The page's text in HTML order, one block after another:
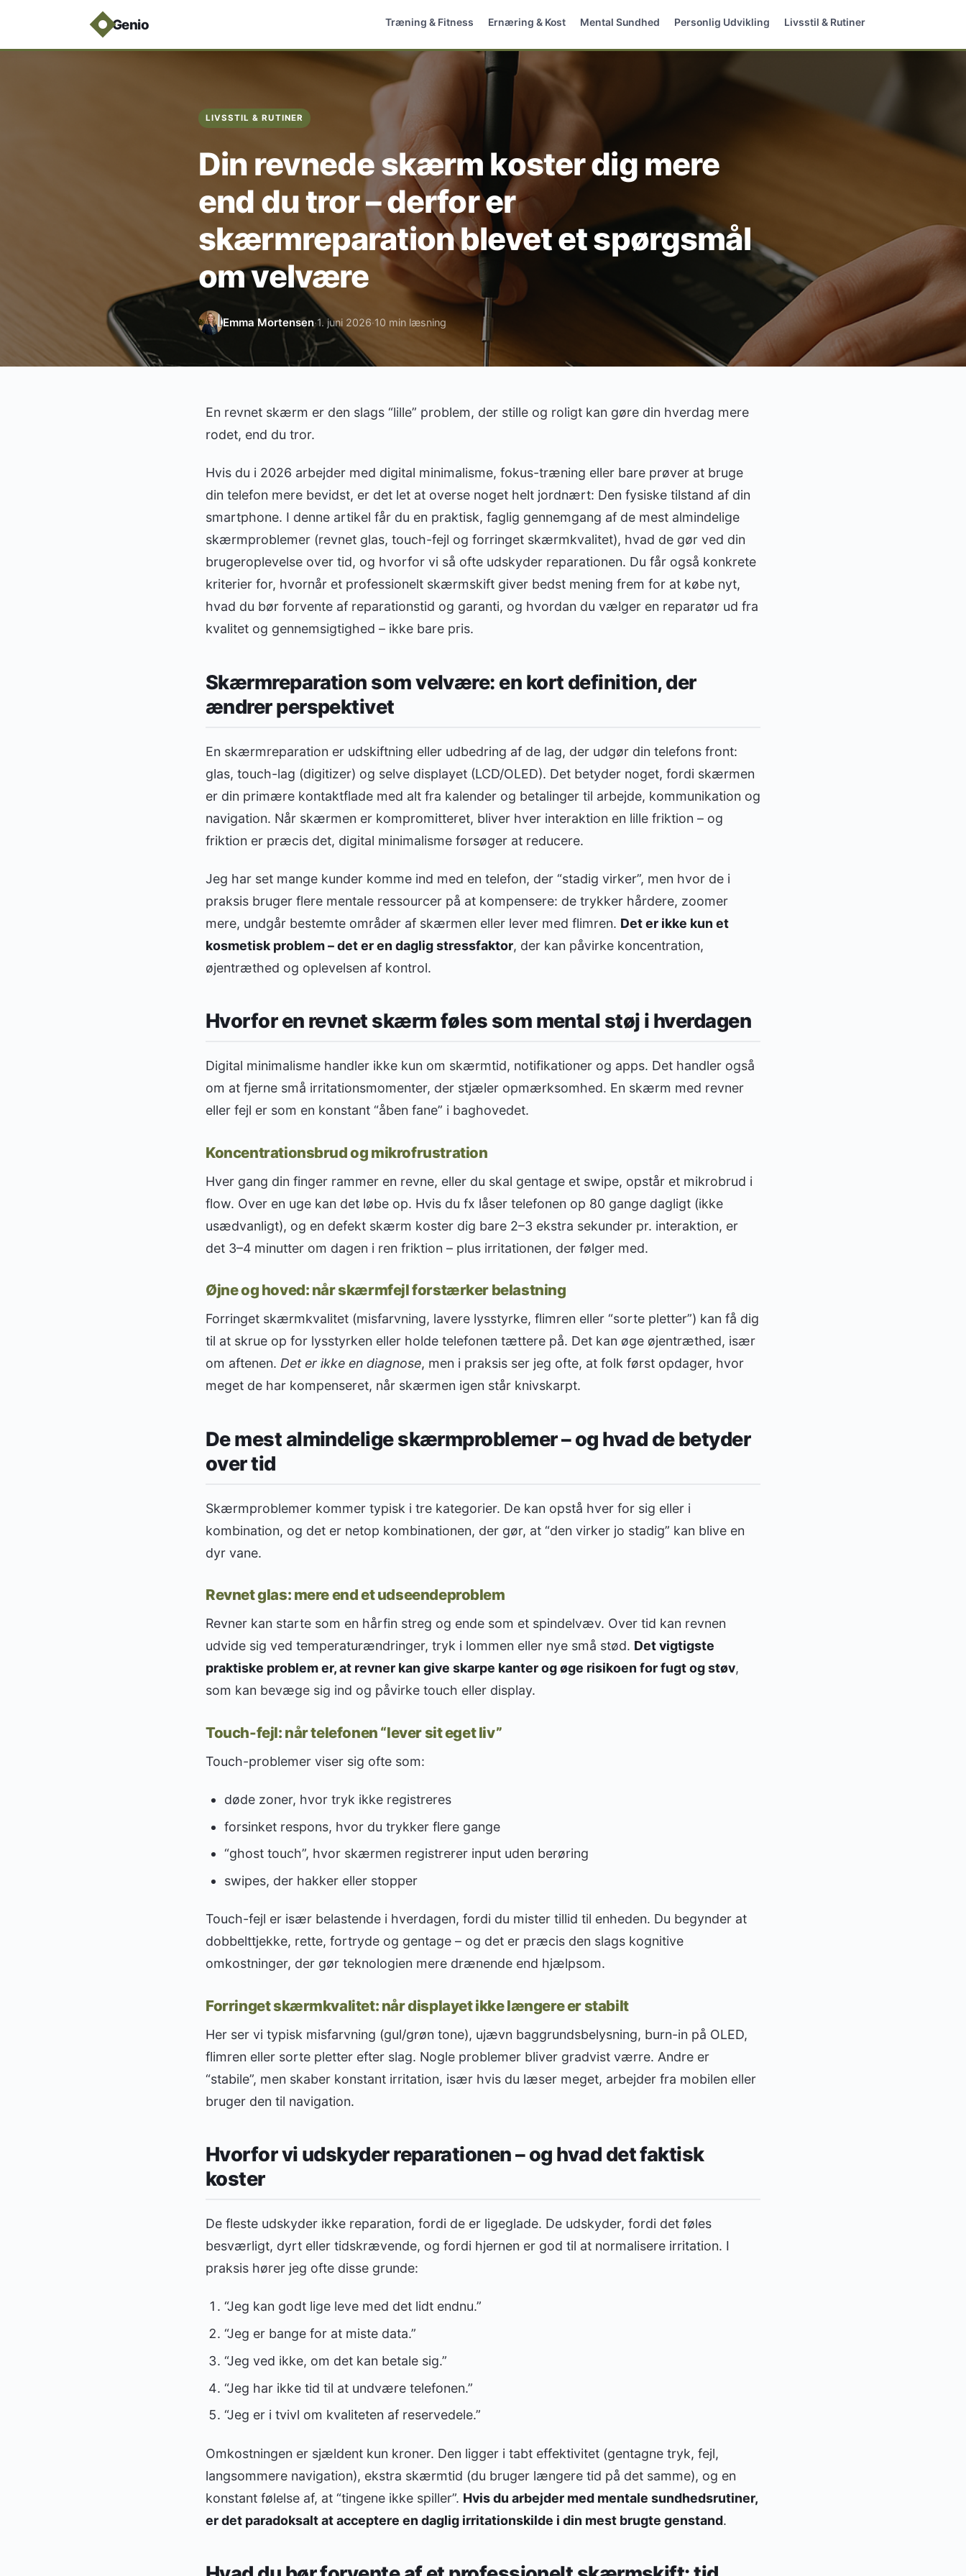
Genio Træning & Fitness Ernæring & Kost Mental Sundhed Personlig Udvikling Livsstil & Rutiner
LIVSSTIL & RUTINER
Din revnede skærm koster dig mere
end du tror – derfor er
skærmreparation blevet et spørgsmål
om velvære
Emma Mortensen·1. juni 2026·10 min læsning
En revnet skærm er den slags “lille” problem, der stille og roligt kan gøre din hverdag mere
rodet, end du tror.
Hvis du i 2026 arbejder med digital minimalisme, fokus-træning eller bare prøver at bruge
din telefon mere bevidst, er det let at overse noget helt jordnært: Den fysiske tilstand af din
smartphone. I denne artikel får du en praktisk, faglig gennemgang af de mest almindelige
skærmproblemer (revnet glas, touch-fejl og forringet skærmkvalitet), hvad de gør ved din
brugeroplevelse over tid, og hvorfor vi så ofte udskyder reparationen. Du får også konkrete
kriterier for, hvornår et professionelt skærmskift giver bedst mening frem for at købe nyt,
hvad du bør forvente af reparationstid og garanti, og hvordan du vælger en reparatør ud fra
kvalitet og gennemsigtighed – ikke bare pris.
Skærmreparation som velvære: en kort definition, der
ændrer perspektivet
En skærmreparation er udskiftning eller udbedring af de lag, der udgør din telefons front:
glas, touch-lag (digitizer) og selve displayet (LCD/OLED). Det betyder noget, fordi skærmen
er din primære kontaktflade med alt fra kalender og betalinger til arbejde, kommunikation og
navigation. Når skærmen er kompromitteret, bliver hver interaktion en lille friktion – og
friktion er præcis det, digital minimalisme forsøger at reducere.
Jeg har set mange kunder komme ind med en telefon, der “stadig virker”, men hvor de i
praksis bruger flere mentale ressourcer på at kompensere: de trykker hårdere, zoomer
mere, undgår bestemte områder af skærmen eller lever med flimren. Det er ikke kun et
kosmetisk problem – det er en daglig stressfaktor, der kan påvirke koncentration,
øjentræthed og oplevelsen af kontrol.
Hvorfor en revnet skærm føles som mental støj i hverdagen
Digital minimalisme handler ikke kun om skærmtid, notifikationer og apps. Det handler også
om at fjerne små irritationsmomenter, der stjæler opmærksomhed. En skærm med revner
eller fejl er som en konstant “åben fane” i baghovedet.
Koncentrationsbrud og mikrofrustration
Hver gang din finger rammer en revne, eller du skal gentage et swipe, opstår et mikrobrud i
flow. Over en uge kan det løbe op. Hvis du fx låser telefonen op 80 gange dagligt (ikke
usædvanligt), og en defekt skærm koster dig bare 2–3 ekstra sekunder pr. interaktion, er
det 3–4 minutter om dagen i ren friktion – plus irritationen, der følger med.
Øjne og hoved: når skærmfejl forstærker belastning
Forringet skærmkvalitet (misfarvning, lavere lysstyrke, flimren eller “sorte pletter”) kan få dig
til at skrue op for lysstyrken eller holde telefonen tættere på. Det kan øge øjentræthed, især
om aftenen. Det er ikke en diagnose, men i praksis ser jeg ofte, at folk først opdager, hvor
meget de har kompenseret, når skærmen igen står knivskarpt.
De mest almindelige skærmproblemer – og hvad de betyder
over tid
Skærmproblemer kommer typisk i tre kategorier. De kan opstå hver for sig eller i
kombination, og det er netop kombinationen, der gør, at “den virker jo stadig” kan blive en
dyr vane.
Revnet glas: mere end et udseendeproblem
Revner kan starte som en hårfin streg og ende som et spindelvæv. Over tid kan revnen
udvide sig ved temperaturændringer, tryk i lommen eller nye små stød. Det vigtigste
praktiske problem er, at revner kan give skarpe kanter og øge risikoen for fugt og støv,
som kan bevæge sig ind og påvirke touch eller display.
Touch-fejl: når telefonen “lever sit eget liv”
Touch-problemer viser sig ofte som:
døde zoner, hvor tryk ikke registreres
forsinket respons, hvor du trykker flere gange
“ghost touch”, hvor skærmen registrerer input uden berøring
swipes, der hakker eller stopper
Touch-fejl er især belastende i hverdagen, fordi du mister tillid til enheden. Du begynder at
dobbelttjekke, rette, fortryde og gentage – og det er præcis den slags kognitive
omkostninger, der gør teknologien mere drænende end hjælpsom.
Forringet skærmkvalitet: når displayet ikke længere er stabilt
Her ser vi typisk misfarvning (gul/grøn tone), ujævn baggrundsbelysning, burn-in på OLED,
flimren eller sorte pletter efter slag. Nogle problemer bliver gradvist værre. Andre er
“stabile”, men skaber konstant irritation, især hvis du læser meget, arbejder fra mobilen eller
bruger den til navigation.
Hvorfor vi udskyder reparationen – og hvad det faktisk
koster
De fleste udskyder ikke reparation, fordi de er ligeglade. De udskyder, fordi det føles
besværligt, dyrt eller tidskrævende, og fordi hjernen er god til at normalisere irritation. I
praksis hører jeg ofte disse grunde:
“Jeg kan godt lige leve med det lidt endnu.”
“Jeg er bange for at miste data.”
“Jeg ved ikke, om det kan betale sig.”
“Jeg har ikke tid til at undvære telefonen.”
“Jeg er i tvivl om kvaliteten af reservedele.”
Omkostningen er sjældent kun kroner. Den ligger i tabt effektivitet (gentagne tryk, fejl,
langsommere navigation), ekstra skærmtid (du bruger længere tid på det samme), og en
konstant følelse af, at “tingene ikke spiller”. Hvis du arbejder med mentale sundhedsrutiner,
er det paradoksalt at acceptere en daglig irritationskilde i din mest brugte genstand.